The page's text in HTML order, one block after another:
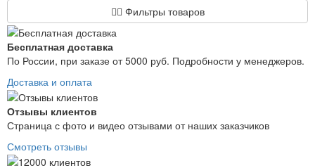
Фильтры товаров
Бесплатная доставка
По России, при заказе от 5000 руб. Подробности у менеджеров.
Доставка и оплата
Отзывы клиентов
Страница с фото и видео отзывами от наших заказчиков
Смотреть отзывы